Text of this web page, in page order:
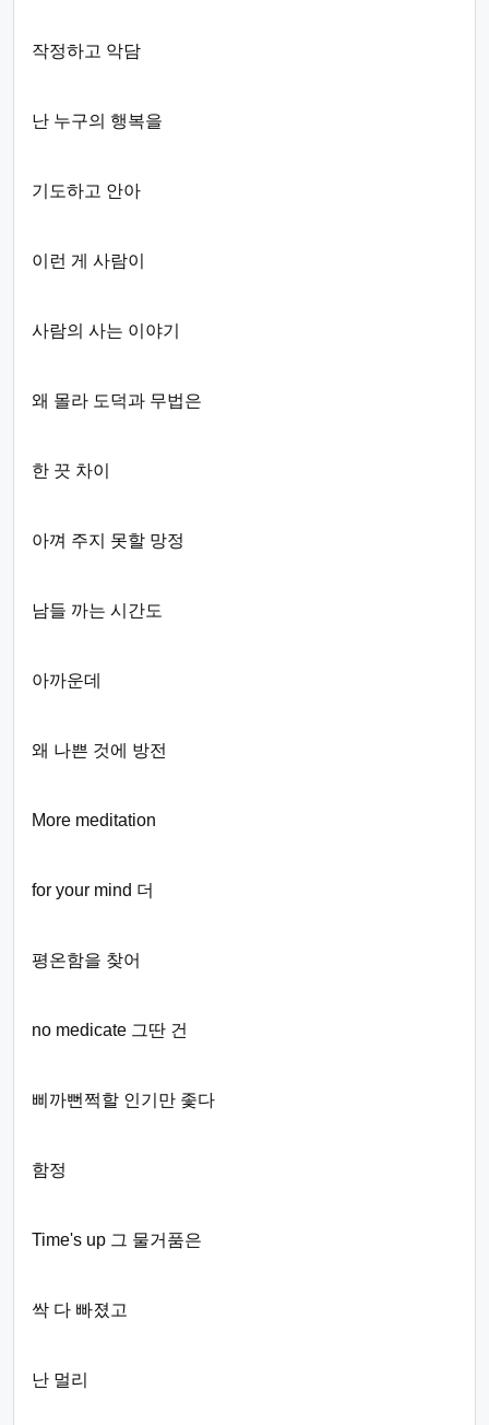
작정하고 악담
난 누구의 행복을
기도하고 안아
이런 게 사람이
사람의 사는 이야기
왜 몰라 도덕과 무법은
한 끗 차이
아껴 주지 못할 망정
남들 까는 시간도
아까운데
왜 나쁜 것에 방전
More meditation
for your mind 더
평온함을 찾어
no medicate 그딴 건
삐까뻔쩍할 인기만 좇다
함정
Time's up 그 물거품은
싹 다 빠졌고
난 멀리